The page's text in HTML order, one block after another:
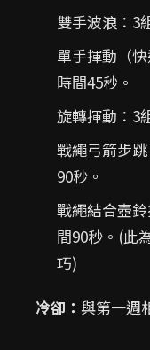
雙手波浪：3
單手揮動（
時間45秒。
旋轉揮動：3
戰繩弓箭步
90秒。
戰繩結合壺
間90秒。(此
巧)
冷卻： 與第一週